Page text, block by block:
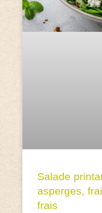
Salade
asperges,
frais